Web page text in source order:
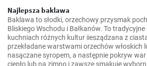
Najlepsza baklawa
Baklawa to słodki, orzechowy przysmak
Bliskiego Wschodu i Bałkanów. To
kuchniach różnych kultur iiesządzana z
przekładane warstwami orzechów włoskich
nasączane syropem, a następnie pokryw